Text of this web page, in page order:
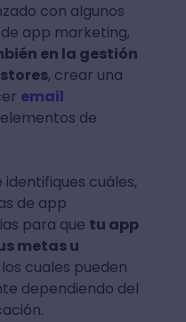
con algunos
app marketing,
en la gestión
, crear una
email
de
identifiques cuáles,
de app
para que tu app
metas u
los cuales pueden
dependiendo del